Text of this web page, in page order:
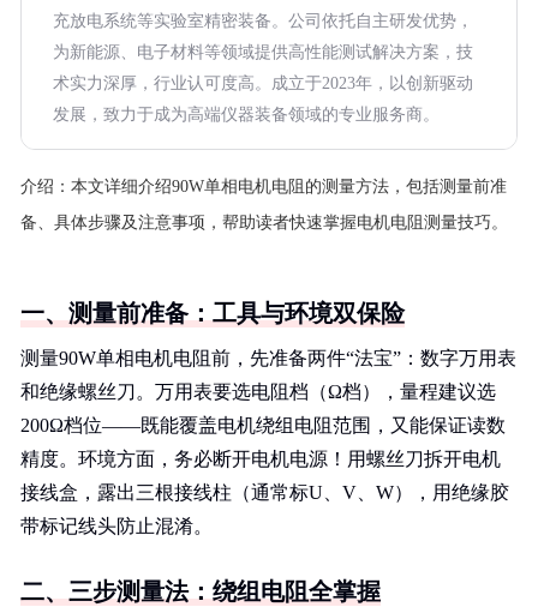
充放电系统等实验室精密装备。公司依托自主研发优势，
为新能源、电子材料等领域提供高性能测试解决方案，技
术实力深厚，行业认可度高。成立于2023年，以创新驱动
发展，致力于成为高端仪器装备领域的专业服务商。
介绍： 本文详细介绍90W单相电机电阻的测量方法，包括测量前准
备、具体步骤及注意事项，帮助读者快速掌握电机电阻测量技巧。
一、测量前准备：工具与环境双保险
测量90W单相电机电阻前，先准备两件“法宝”：数字万用表
和绝缘螺丝刀。万用表要选电阻档（Ω档），量程建议选
200Ω档位——既能覆盖电机绕组电阻范围，又能保证读数
精度。环境方面，务必断开电机电源！用螺丝刀拆开电机
接线盒，露出三根接线柱（通常标U、V、W），用绝缘胶
带标记线头防止混淆。
二、三步测量法：绕组电阻全掌握